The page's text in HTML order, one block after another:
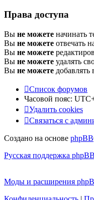
Права доступа
Вы не можете начинать
Вы не можете отвечать
Вы не можете
Вы не можете удалять
Вы не можете
Список форумов
Часовой пояс:
Удалить cookies
Связаться с
Создано на основе phpBB
Русская поддержка phpBB
Моды и расширения